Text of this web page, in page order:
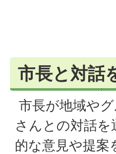
市長と対話
市長が地域や
さんとの対話
的な意見や提案